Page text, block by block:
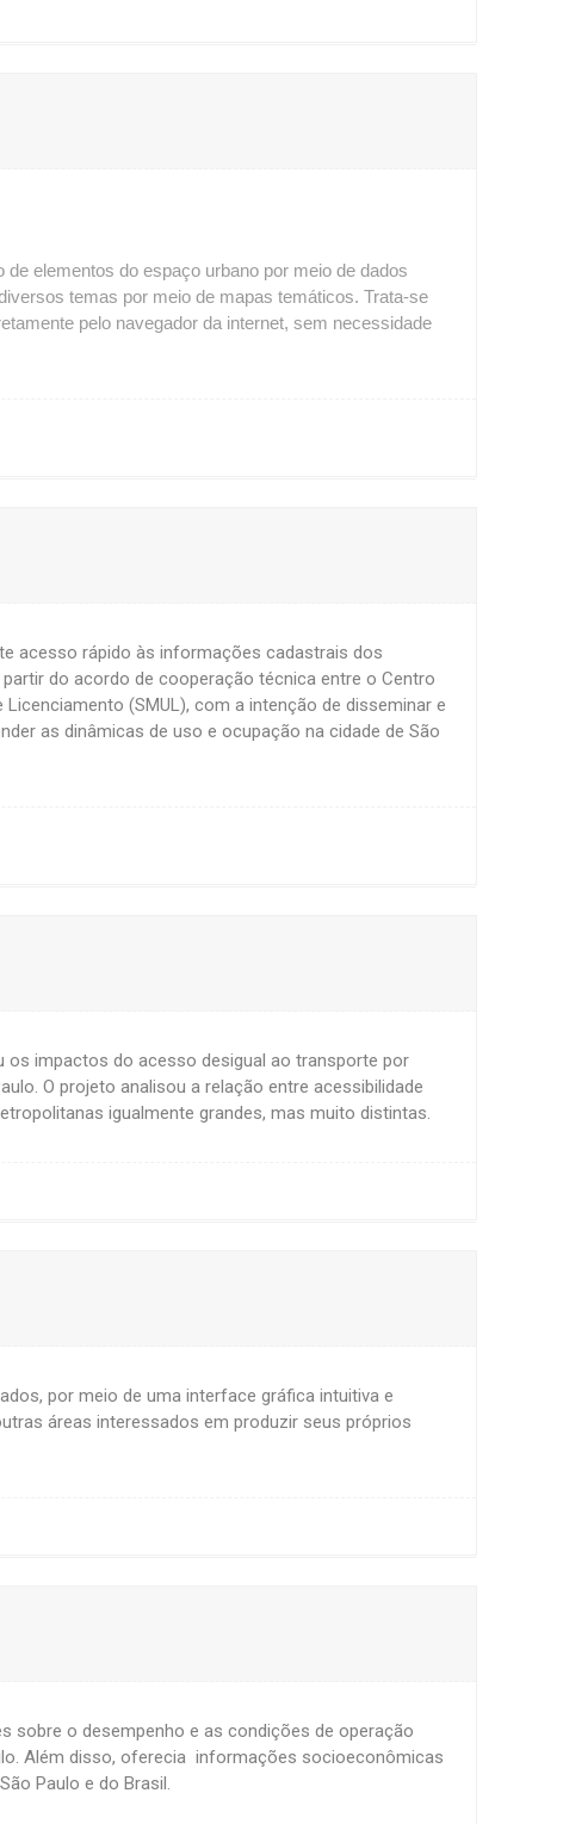
elementos do espaço urbano por meio de dados
temas por meio de mapas temáticos. Trata-se
pelo navegador da internet, sem necessidade
acesso rápido às informações cadastrais dos
do acordo de cooperação técnica entre o Centro
(SMUL), com a intenção de disseminar e
as dinâmicas de uso e ocupação na cidade de São
os impactos do acesso desigual ao transporte por
O projeto analisou a relação entre acessibilidade
igualmente grandes, mas muito distintas.
por meio de uma interface gráfica intuitiva e
áreas interessados em produzir seus próprios
o desempenho e as condições de operação
Além disso, oferecia informações socioeconômicas
Paulo e do Brasil.